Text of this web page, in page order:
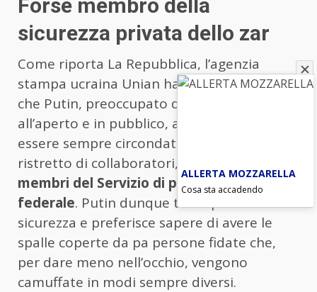
Forse membro della
sicurezza privata dello zar
Come riporta La Repubblica, l’agenzia
stampa ucraina Unian ha avanzato l’ipotesi
che Putin, preoccupato di comparire
all’aperto e in pubblico, abbia deciso di
essere sempre circondato da un gruppo
ristretto di collaboratori, probabilmente
membri del Servizio di protezione
federale. Putin dunque teme per la sua
sicurezza e preferisce sapere di avere le
spalle coperte da pa persone fidate che,
per dare meno nell’occhio, vengono
camuffate in modi sempre diversi.
ALLERTA MOZZARELLA
Cosa sta accadendo